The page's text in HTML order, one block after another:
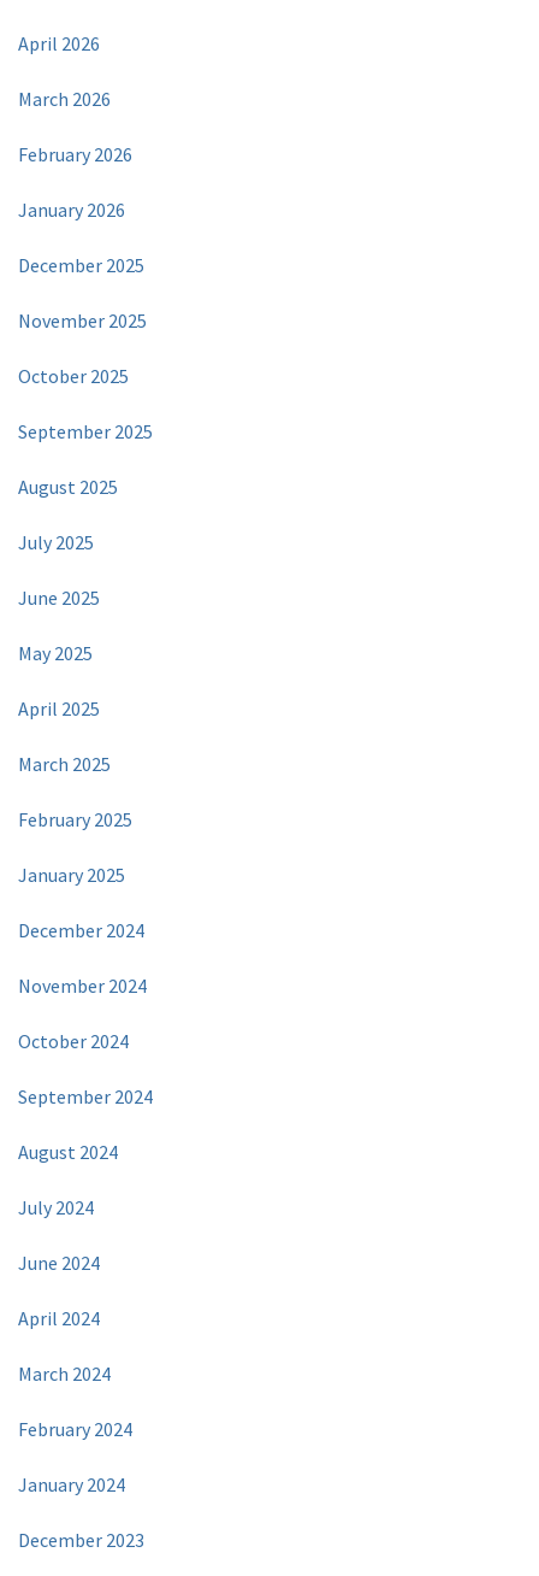
April 2026
March 2026
February 2026
January 2026
December 2025
November 2025
October 2025
September 2025
August 2025
July 2025
June 2025
May 2025
April 2025
March 2025
February 2025
January 2025
December 2024
November 2024
October 2024
September 2024
August 2024
July 2024
June 2024
April 2024
March 2024
February 2024
January 2024
December 2023